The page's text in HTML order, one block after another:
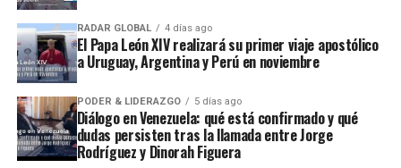
RADAR GLOBAL 4 días ago
El Papa León XIV realizará su primer viaje apostólico
a Uruguay, Argentina y Perú en noviembre
PODER & LIDERAZGO 5 días ago
Diálogo en Venezuela: qué está confirmado y qué
dudas persisten tras la llamada entre Jorge
Rodríguez y Dinorah Figuera